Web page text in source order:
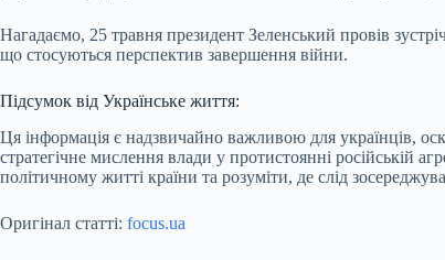
Нагадаємо, 25 травня президент Зеленський провів
що стосуються перспектив завершення війни.
Підсумок від Українське життя:
Ця інформація є надзвичайно важливою для українців,
стратегічне мислення влади у протистоянні російській
політичному житті країни та розуміти, де слід
Оригінал статті: focus.ua